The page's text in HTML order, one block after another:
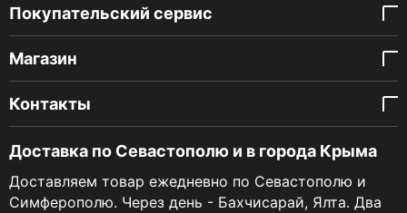
Покупательский сервис
Магазин
Контакты
Доставка по Севастополю и в города Крыма
Доставляем товар ежедневно по Севастополю и
Симферополю. Через день - Бахчисарай, Ялта. Два